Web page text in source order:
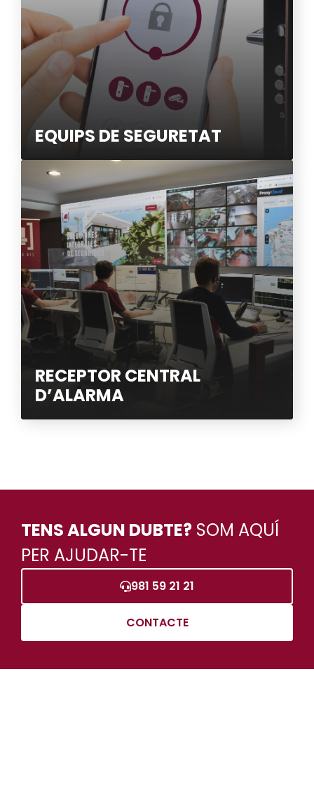
EQUIPS DE SEGURETAT
RECEPTOR CENTRAL
D’ALARMA
TENS ALGUN DUBTE? SOM AQUÍ
PER AJUDAR-TE
981 59 21 21
CONTACTE